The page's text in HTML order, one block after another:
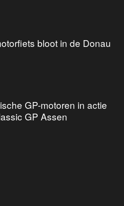
bloot in de Donau
GP-motoren in actie
GP Assen